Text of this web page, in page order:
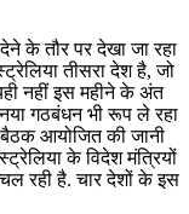
के तौर पर देखा जा रहा
तीसरा देश है, जो
नहीं इस महीने के अंत
गठबंधन भी रूप ले रहा
बैठक आयोजित की जानी
के विदेश मंत्रियों
रही है. चार देशों के इस